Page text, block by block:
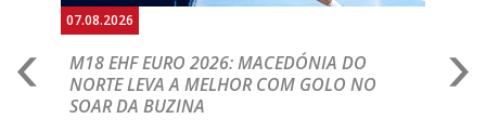
07.08.2026
M18 EHF EURO 2026: MACEDÓNIA DO
NORTE LEVA A MELHOR COM GOLO NO
SOAR DA BUZINA